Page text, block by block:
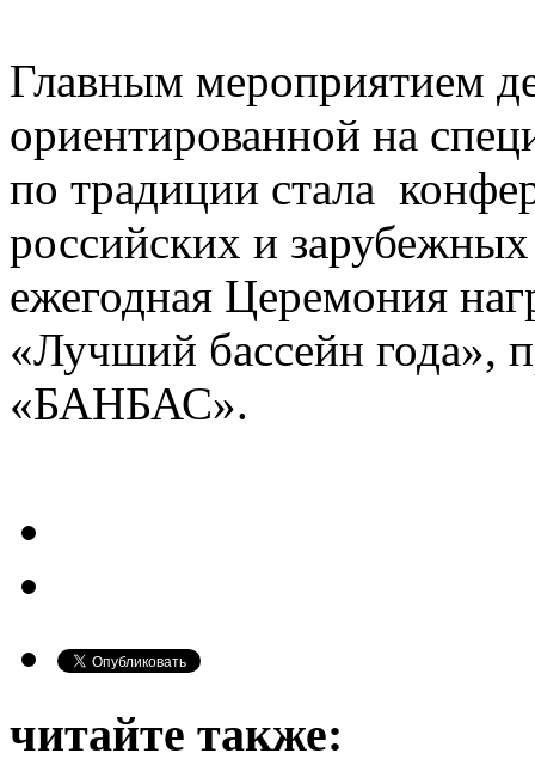
Главным мероприятием
ориентированной на
по традиции стала
российских и
ежегодная Церемония
«Лучший бассейн года»,
«БАНБАС».
читайте также: